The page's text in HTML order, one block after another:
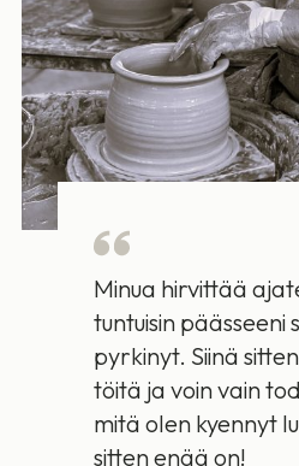
Minua hirvittää
tuntuisin päässeeni
pyrkinyt. Siinä
töitä ja voin vain
mitä olen kyennyt
sitten enää on!